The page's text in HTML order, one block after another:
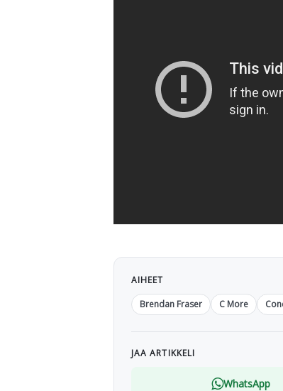
AIHEET
Brendan Fraser
C More
JAA ARTIKKELI
WhatsApp